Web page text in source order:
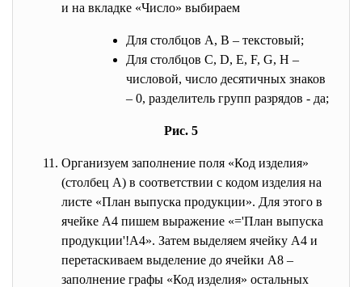
и на вкладке «Число» выбираем
Для столбцов A, B – текстовый;
Для столбцов С, D, E, F, G, H –
числовой, число десятичных знаков
– 0, разделитель групп разрядов - да;
Рис. 5
Организуем заполнение поля «Код изделия»
(столбец A) в соответствии с кодом изделия на
листе «План выпуска продукции». Для этого в
ячейке A4 пишем выражение «='План выпуска
продукции'!A4». Затем выделяем ячейку A4 и
перетаскиваем выделение до ячейки A8 –
заполнение графы «Код изделия» остальных